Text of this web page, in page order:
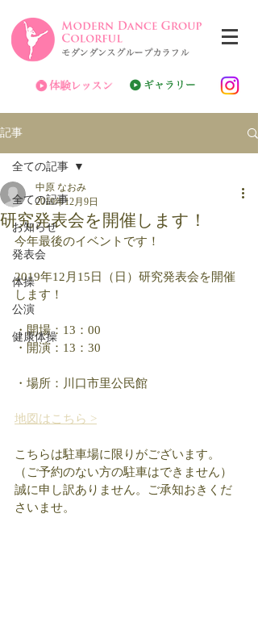
記事
全ての記事
お知らせ
発表会
体操
公演
健康体操
全ての記事
研究発表会を開催します！
中原 なおみ
2019年12月9日
今年最後のイベントです！
2019年12月15日（日）研究発表会を開催
します！
・開場：13：00
・開演：13：30
・場所：川口市里公民館
地図はこちら >
こちらは駐車場に限りがございます。
（ご予約のない方の駐車はできません）
誠に申し訳ありません。ご承知おきくだ
さいませ。